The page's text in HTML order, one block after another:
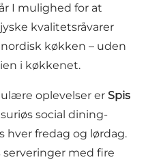
I mulighed for at
kvalitetsråvarer
køkken – uden
i køkkenet.
oplevelser er Spis
social dining-
hver fredag og lørdag.
serveringer med fire